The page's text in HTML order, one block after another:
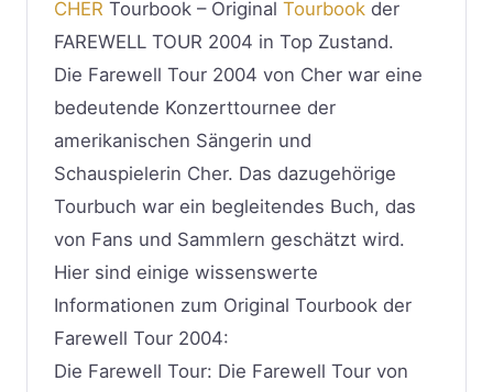
CHER Tourbook – Original Tourbook der
FAREWELL TOUR 2004 in Top Zustand.
Die Farewell Tour 2004 von Cher war eine
bedeutende Konzerttournee der
amerikanischen Sängerin und
Schauspielerin Cher. Das dazugehörige
Tourbuch war ein begleitendes Buch, das
von Fans und Sammlern geschätzt wird.
Hier sind einige wissenswerte
Informationen zum Original Tourbook der
Farewell Tour 2004:
Die Farewell Tour: Die Farewell Tour von